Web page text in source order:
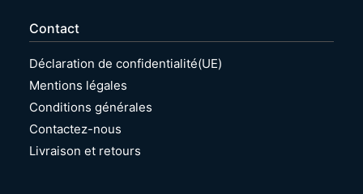
Contact
Déclaration de confidentialité(UE)
Mentions légales
Conditions générales
Contactez-nous
Livraison et retours